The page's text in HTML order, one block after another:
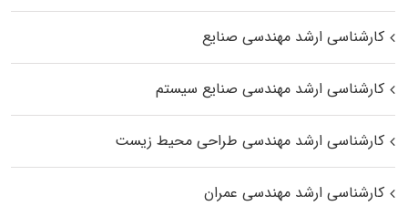
کارشناسی ارشد مهندسی صنایع
کارشناسی ارشد مهندسی صنایع سیستم
کارشناسی ارشد مهندسی طراحی محیط زیست
کارشناسی ارشد مهندسی عمران